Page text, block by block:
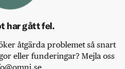
har gått fel.
åtgärda problemet så snart
eller funderingar? Mejla oss